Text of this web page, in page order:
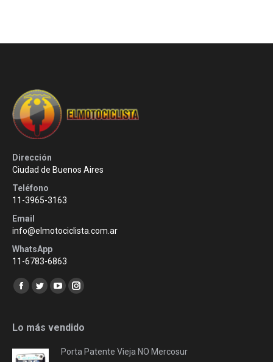
Dirección
Ciudad de Buenos Aires
Teléfono
11-3965-3163
Email
info@elmotociclista.com.ar
WhatsApp
11-6783-6863
Encuéntranos en:
Facebook
opens
new
Twitter
opens
new
YouTube
opens
new
Instagram
opens
new
Lo más vendido
Porta Patente Vieja NO Mercosur